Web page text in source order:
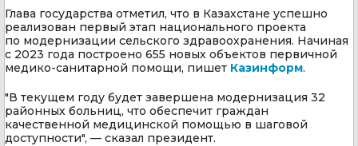
Глава государства отметил, что в Казахстане успешно
реализован первый этап национального проекта
по модернизации сельского здравоохранения. Начиная
с 2023 года построено 655 новых объектов первичной
медико-санитарной помощи, пишет Казинформ.
"В текущем году будет завершена модернизация 32
районных больниц, что обеспечит граждан
качественной медицинской помощью в шаговой
доступности", — сказал президент.